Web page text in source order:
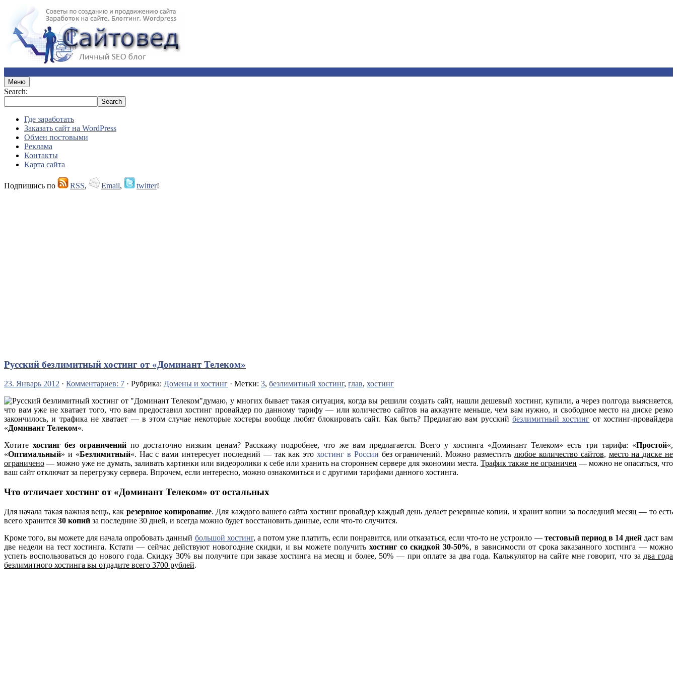
Меню
Search:
Где заработать
Заказать сайт на WordPress
Обмен постовыми
Реклама
Контакты
Карта сайта
Подпишись по RSS, Email, twitter!
Русский безлимитный хостинг от «Доминант Телеком»
23. Январь 2012 · Комментариев: 7 · Рубрика: Домены и хостинг · Метки: 3, безлимитный хостинг, глав, хостинг
думаю, у многих бывает такая ситуация, когда вы решили создать сайт, нашли дешевый хостинг, купили, а через полгода выясняется,
что вам уже не хватает того, что вам предоставил хостинг провайдер по данному тарифу — или количество сайтов на аккаунте меньше, чем вам нужно, и свободное место на диске резко
закончилось, и трафика не хватает — в этом случае некоторые хостеры вообще любят блокировать сайт. Как быть? Предлагаю вам русскийбезлимитный хостинг от хостинг-провайдера
«Доминант Телеком«.
Хотитехостинг без ограниченийпо достаточно низким ценам? Расскажу подробнее, что же вам предлагается. Всего у хостинга «Доминант Телеком» есть три тарифа: «Простой«,
«Оптимальный» и «Безлимитный«. Нас с вами интересует последний — так как этохостинг в России без ограничений. Можно разместить любое количество сайтов, место на диске не
ограничено — можно уже не думать, заливать картинки или видеоролики к себе или хранить на стороннем сервере для экономии места. Трафик также не ограничен — можно не опасаться, что
ваш сайт отключат за перегрузку сервера. Впрочем, если интересно, можно ознакомиться и с другими тарифами данного хостинга.
Что отличает хостинг от «Доминант Телеком» от остальных
Для начала такая важная вещь, как резервное копирование. Для каждого вашего сайта хостинг провайдер каждый день делает резервные копии, и хранит копии за последний месяц — то есть
всего хранится 30 копий за последние 30 дней, и всегда можно будет восстановить данные, если что-то случится.
Кроме того, вы можете для начала опробовать данный большой хостинг, а потом уже платить, если понравится, или отказаться, если что-то не устроило — тестовый период в 14 днейдаст вам
две недели на тест хостинга. Кстати — сейчас действуют новогодние скидки, и вы можете получитьхостинг со скидкой 30-50%, в зависимости от срока заказанного хостинга — можно
успеть воспользоваться до нового года. Скидку 30% вы получите при заказе хостинга на месяц и более, 50% — при оплате за два года. Калькулятор на сайте мне говорит, что за два года
безлимитного хостинга вы отдадите всего 3700 рублей.